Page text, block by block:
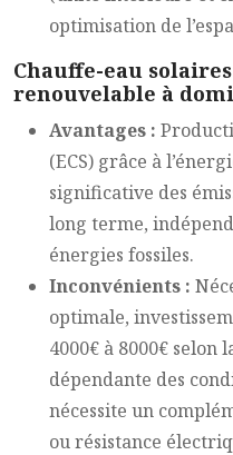
optimisation de
Chauffe-eau
renouvelable à
Avantages :
(ECS) grâce à
significative des
long terme,
énergies fossiles.
Inconvénients :
optimale,
4000€ à 8000€ selon
dépendante des
nécessite un
ou résistance